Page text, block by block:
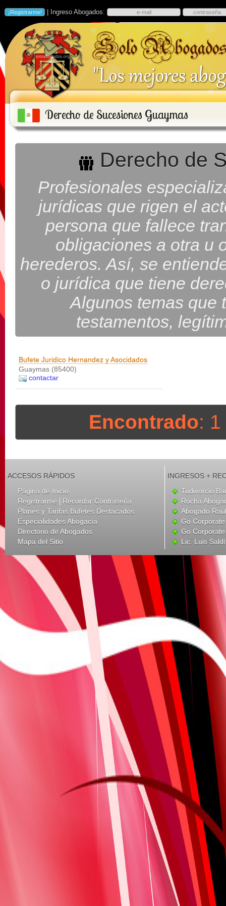
| Ingreso Abogados:
Derecho de Sucesiones Guaymas
Derecho de
Profesionales
jurídicas que rigen el
persona que fallece
obligaciones a otra u
herederos. Así, se
o jurídica que tiene
Algunos temas que
testamentos,
Bufete Juridico Hernandez y Asocidados
Guaymas (85400)
contactar
Encontrado:
ACCESOS RÁPIDOS
Página de Inicio
Registrarme | Recordar Contraseña
Planes y Tarifas Bufetes Destacados
Especialidades Abogacía
Directorio de Abogados
Mapa del Sitio
INGRESOS +
Tudivorcio
Rocha
Abogado
Go
Go
Lic. Luis